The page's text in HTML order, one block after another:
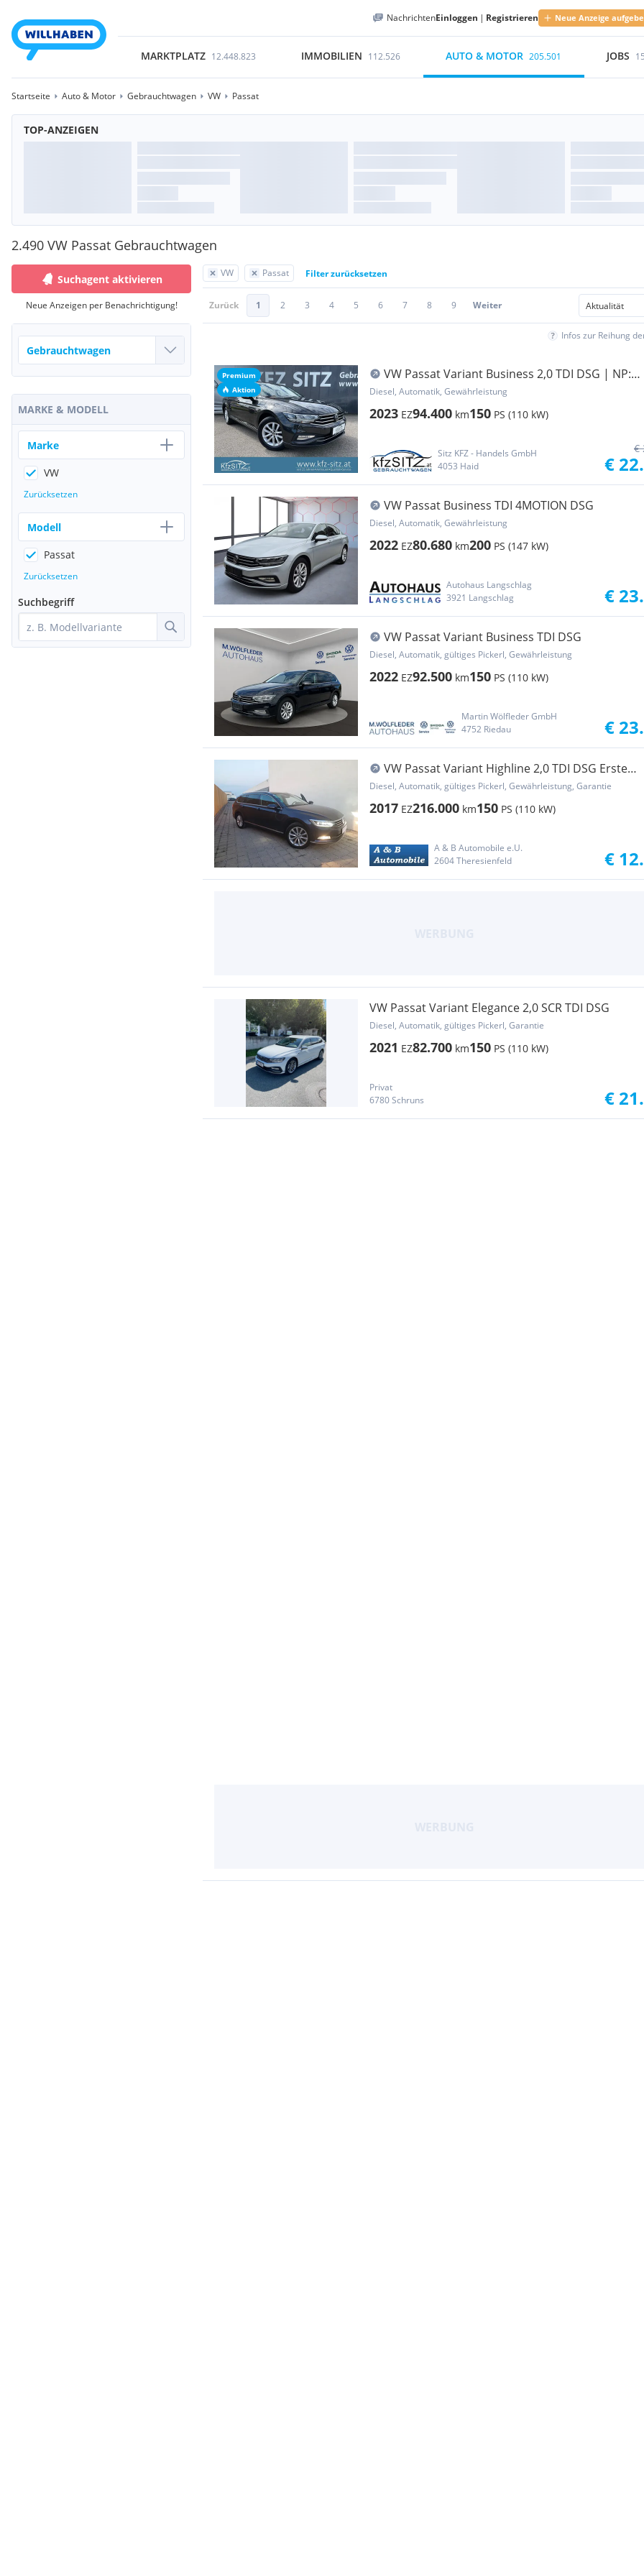
NachrichtenEinloggen | Registrieren Neue Anzeige
MARKTPLATZ 12.448.823 IMMOBILIEN 112.526 AUTO & MOTOR 205.501 JOBS
Startseite Auto & Motor Gebrauchtwagen VW Passat
TOP-ANZEIGEN
2.490 VW Passat Gebrauchtwagen
VW Passat Filter zurücksetzen
Zurück 1 2 3 4 5 6 7 8 9 Weiter
Infos zur Reihung
Premium
Aktion
VW Passat Variant Business 2,0 TDI DSG | NP:
€55.300
Diesel, Automatik, Gewährleistung
2023 EZ94.400 km150 PS (110 kW)
Sitz KFZ - Handels GmbH
4053 Haid
€
€
VW Passat Business TDI 4MOTION DSG
Diesel, Automatik, Gewährleistung
2022 EZ80.680 km200 PS (147 kW)
Autohaus Langschlag
3921 Langschlag
€
VW Passat Variant Business TDI DSG
Diesel, Automatik, gültiges Pickerl, Gewährleistung
2022 EZ92.500 km150 PS (110 kW)
Martin Wölfleder GmbH
4752 Riedau
€
VW Passat Variant Highline 2,0 TDI DSG Erster
Besitz
Diesel, Automatik, gültiges Pickerl, Gewährleistung, Garantie
2017 EZ216.000 km150 PS (110 kW)
A & B Automobile e.U.
2604 Theresienfeld
€
VW Passat Variant Elegance 2,0 SCR TDI DSG
Diesel, Automatik, gültiges Pickerl, Garantie
2021 EZ82.700 km150 PS (110 kW)
Privat
6780 Schruns
€
Suchagent aktivieren
Neue Anzeigen per Benachrichtigung!
MARKE & MODELL
Marke
VW
Zurücksetzen
Modell
Passat
Zurücksetzen
Suchbegriff